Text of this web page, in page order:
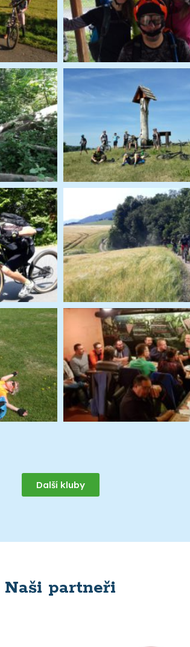
Další kluby
Naši partneři